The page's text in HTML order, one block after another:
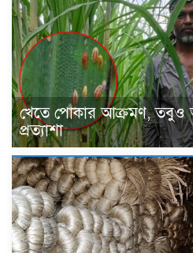
খেতে পোকার আক্রমণ, তবুও
প্রত্যাশা